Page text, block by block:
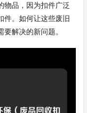
物品，因为扣件广泛
件。如何让这些废旧
解决的新问题。